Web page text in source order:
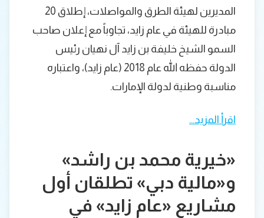
المديرين لهيئة الطرق والمواصلات، إطلاق 20
مبادرة للهيئة في عام زايد، تجاوباً مع إعلان صاحب
السمو الشيخ خليفة بن زايد آل نهيان رئيس
الدولة حفظه الله عام 2018 (عام زايد)، واعتباره
مناسبة وطنية لدولة الإمارات.
اقرأ المزيد…
«خيرية محمد بن راشد»
و«مالية دبي» تطلقان أول
مشاريع «عام زايد» في